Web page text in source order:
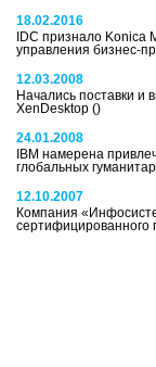
18.02.2016
IDC признало Konica
управления бизнес-
12.03.2008
Начались поставки и
XenDesktop ()
24.01.2008
IBM намерена
глобальных
12.10.2007
Компания
сертифицированного